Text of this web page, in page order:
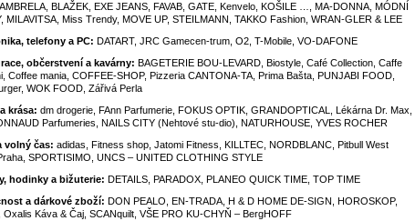
AMBRELA, BLAŽEK, EXE JEANS, FAVAB, GATE, Kenvelo, KOŠILE …, MA-DONNA, MÓDNÍ
MILAVITSA, Miss Trendy, MOVE UP, STEILMANN, TAKKO Fashion, WRAN-GLER & LEE
telefony a PC: DATART, JRC Gamecen-trum, O2, T-Mobile, VO-DAFONE
občerstvení a kavárny: BAGETERIE BOU-LEVARD, Biostyle, Café Collection, Caffe
Coffee mania, COFFEE-SHOP, Pizzeria CANTONA-TA, Prima Bašta, PUNJABI FOOD,
WOK FOOD, Zářivá Perla
krása: dm drogerie, FAnn Parfumerie, FOKUS OPTIK, GRANDOPTICAL, Lékárna Dr. Max,
Parfumeries, NAILS CITY (Nehtové stu-dio), NATURHOUSE, YVES ROCHER
volný čas: adidas, Fitness shop, Jatomi Fitness, KILLTEC, NORDBLANC, Pitbull West
SPORTISIMO, UNCS – UNITED CLOTHING STYLE
hodinky a bižuterie: DETAILS, PARADOX, PLANEO QUICK TIME, TOP TIME
a dárkové zboží: DON PEALO, EN-TRADA, H & D HOME DE-SIGN, HOROSKOP,
Oxalis Káva & Čaj, SCANquilt, VŠE PRO KU-CHYŇ – BergHOFF